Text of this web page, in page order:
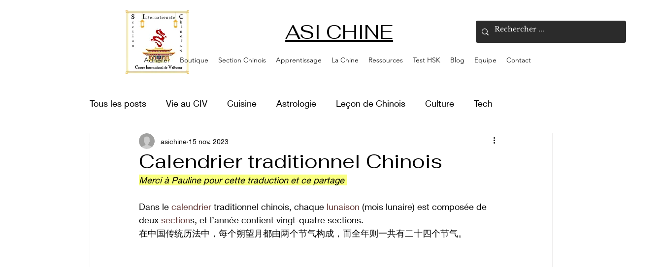
ASI CHINE
Adhérer Boutique Section Chinois Apprentissage La Chine Ressources Test HSK Blog Equipe Contact
Tous les posts Vie au CIV Cuisine Astrologie Leçon de Chinois Culture Tech
Vue du ciel Proverbe
Calendrier traditionnel Chinois
asichine 15 nov. 2023
Merci à Pauline pour cette traduction et ce partage
Dans le calendrier traditionnel chinois, chaque lunaison (mois lunaire) est composée de
deux sections, et l’année contient vingt-quatre sections.
在中国传统历法中，每个朔望月都由两个节气构成，而全年则一共有二十四个节气。